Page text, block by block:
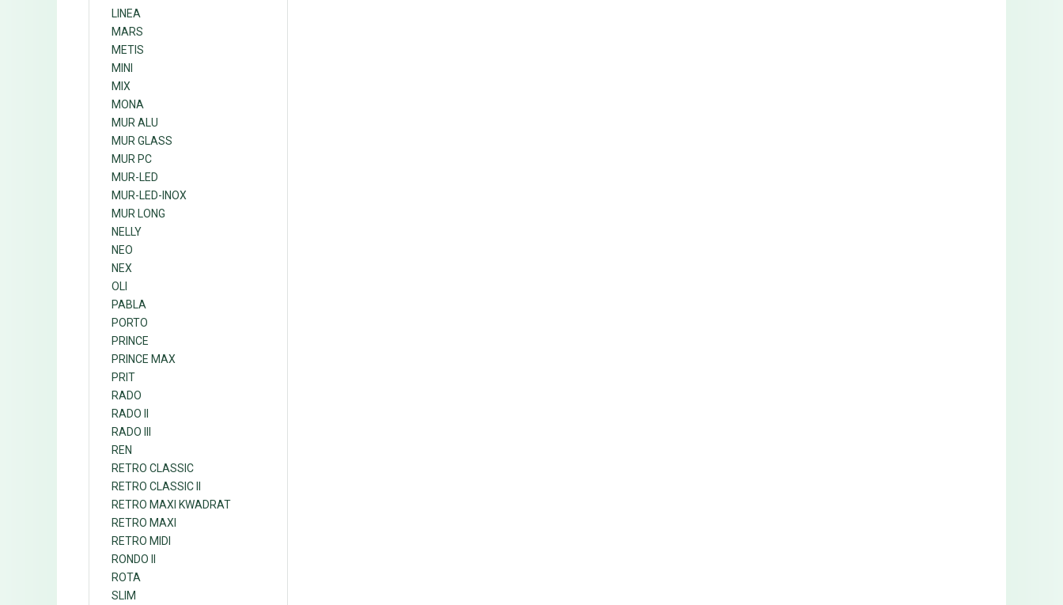
LINEA
MARS
METIS
MINI
MIX
MONA
MUR ALU
MUR GLASS
MUR PC
MUR-LED
MUR-LED-INOX
MUR LONG
NELLY
NEO
NEX
OLI
PABLA
PORTO
PRINCE
PRINCE MAX
PRIT
RADO
RADO II
RADO III
REN
RETRO CLASSIC
RETRO CLASSIC II
RETRO MAXI KWADRAT
RETRO MAXI
RETRO MIDI
RONDO II
ROTA
SLIM